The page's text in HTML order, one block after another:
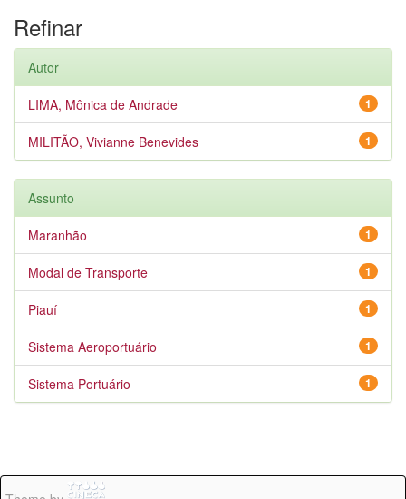
Refinar
Autor
1
LIMA, Mônica de Andrade
1
MILITÃO, Vivianne Benevides
Assunto
1
Maranhão
1
Modal de Transporte
1
Piauí
1
Sistema Aeroportuário
1
Sistema Portuário